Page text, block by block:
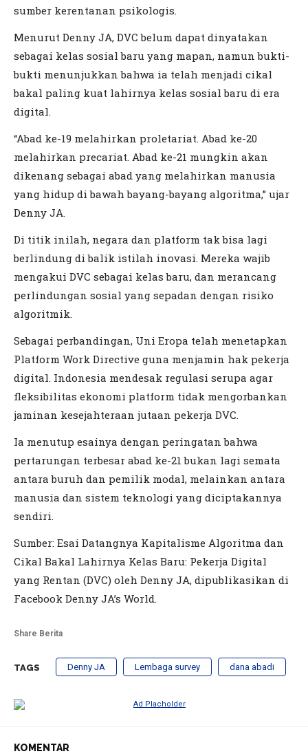
sumber kerentanan psikologis.
Menurut Denny JA, DVC belum dapat dinyatakan
sebagai kelas sosial baru yang mapan, namun bukti-
bukti menunjukkan bahwa ia telah menjadi cikal
bakal paling kuat lahirnya kelas sosial baru di era
digital.
“Abad ke-19 melahirkan proletariat. Abad ke-20
melahirkan precariat. Abad ke-21 mungkin akan
dikenang sebagai abad yang melahirkan manusia
yang hidup di bawah bayang-bayang algoritma,” ujar
Denny JA.
Di titik inilah, negara dan platform tak bisa lagi
berlindung di balik istilah inovasi. Mereka wajib
mengakui DVC sebagai kelas baru, dan merancang
perlindungan sosial yang sepadan dengan risiko
algoritmik.
Sebagai perbandingan, Uni Eropa telah menetapkan
Platform Work Directive guna menjamin hak pekerja
digital. Indonesia mendesak regulasi serupa agar
fleksibilitas ekonomi platform tidak mengorbankan
jaminan kesejahteraan jutaan pekerja DVC.
Ia menutup esainya dengan peringatan bahwa
pertarungan terbesar abad ke-21 bukan lagi semata
antara buruh dan pemilik modal, melainkan antara
manusia dan sistem teknologi yang diciptakannya
sendiri.
Sumber: Esai Datangnya Kapitalisme Algoritma dan
Cikal Bakal Lahirnya Kelas Baru: Pekerja Digital
yang Rentan (DVC) oleh Denny JA, dipublikasikan di
Facebook Denny JA’s World.
Share Berita
TAGS Denny JA Lembaga survey dana abadi
KOMENTAR